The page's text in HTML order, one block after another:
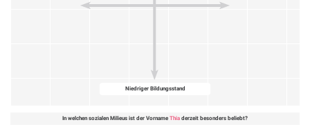
Niedriger Bildungsstand
In welchen sozialen Milieus ist der Vorname Thia derzeit besonders beliebt?